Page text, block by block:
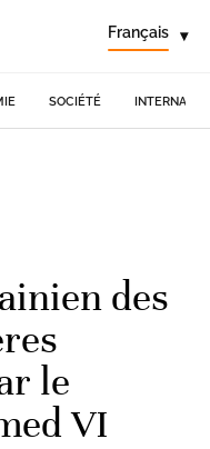
Français ▾
SOCIÉTÉ
des
le
VI